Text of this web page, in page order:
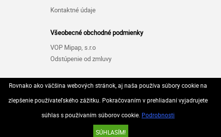
Kontaktné údaje
Všeobecné obchodné podmienky
VOP Mipap, s.r.o
Odstúpenie od zmluvy
Zásady ochrany osobných údajov (GDPR)
GDPR Mipap, s.r.o
© 2026 Všetky práva vyhradené..
Rovnako ako väčšina webových stránok, aj naša používa súbory cookie na
zlepšenie používateľského zážitku. Pokračovaním v prehliadaní vyjadrujete
súhlas s používaním súborov cookie. Podrobnosti
SÚHLASÍM!